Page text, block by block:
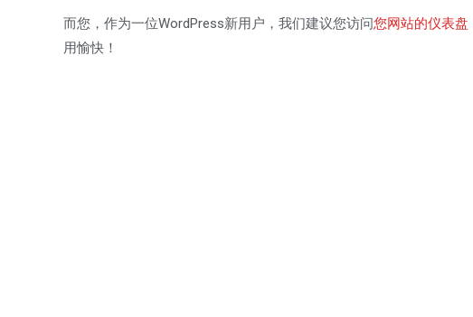
而您，作为一位WordPress新用户，我们建议您访问您网站的仪表盘
用愉快！